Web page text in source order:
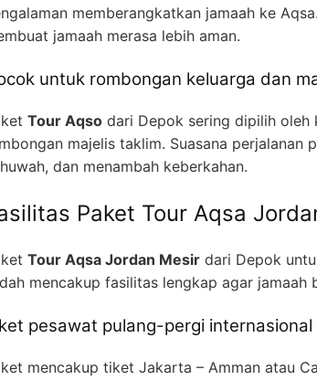
memberangkatkan jamaah ke
jamaah merasa lebih aman.
untuk rombongan keluarga dan
Tour Aqso dari Depok sering dipilih oleh
majelis taklim. Suasana perjalanan
dan menambah keberkahan.
Paket Tour Aqsa
Tour Aqsa Jordan Mesir dari Depok
mencakup fasilitas lengkap agar jamaah
pesawat pulang-pergi internasional
mencakup tiket Jakarta – Amman atau